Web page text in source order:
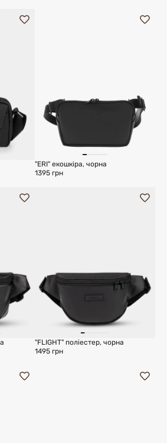
"ERI" екошкіра, чорна
1395 грн
"FLIGHT" поліестер, чорна
1495 грн